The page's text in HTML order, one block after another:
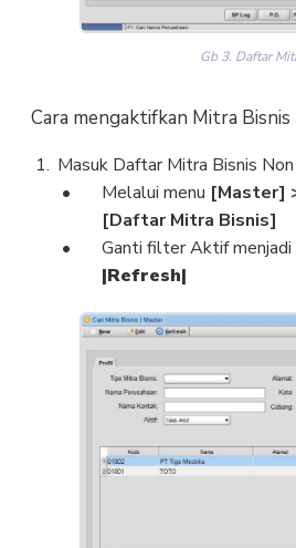
Gb 3. Daftar
Cara mengaktifkan Mitra Bisnis
Masuk Daftar Mitra Bisnis
Melalui menu [Master]
[Daftar Mitra Bisnis]
Ganti filter Aktif menjadi
|Refresh|